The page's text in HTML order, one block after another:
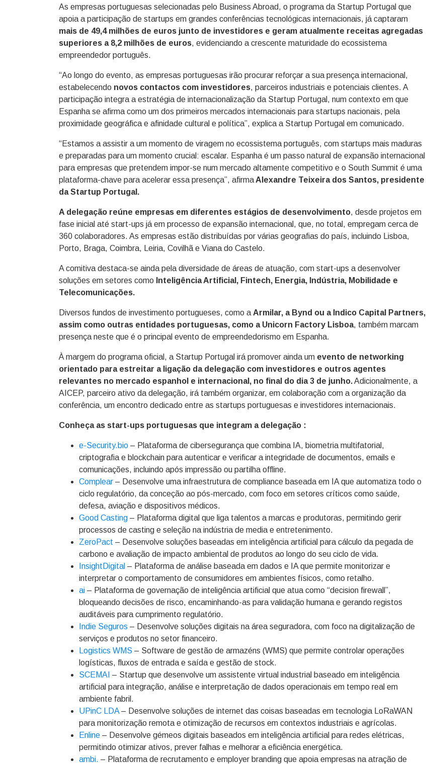
As empresas portuguesas selecionadas pelo Business Abroad, o programa da Startup Portugal que
apoia a participação de startups em grandes conferências tecnológicas internacionais, já captaram
mais de 49,4 milhões de euros junto de investidores e geram atualmente receitas agregadas
superiores a 8,2 milhões de euros, evidenciando a crescente maturidade do ecossistema
empreendedor português.
“Ao longo do evento, as empresas portuguesas irão procurar reforçar a sua presença internacional,
estabelecendo novos contactos com investidores, parceiros industriais e potenciais clientes. A
participação integra a estratégia de internacionalização da Startup Portugal, num contexto em que
Espanha se afirma como um dos primeiros mercados internacionais para startups nacionais, pela
proximidade geográfica e afinidade cultural e política”, explica a Startup Portugal em comunicado.
“Estamos a assistir a um momento de viragem no ecossistema português, com startups mais maduras
e preparadas para um momento crucial: escalar. Espanha é um passo natural de expansão internacional
para empresas que pretendem impor-se num mercado altamente competitivo e o South Summit é uma
plataforma-chave para acelerar essa presença”, afirma Alexandre Teixeira dos Santos, presidente
da Startup Portugal.
A delegação reúne empresas em diferentes estágios de desenvolvimento, desde projetos em
fase inicial até start-ups já em processo de expansão internacional, que, no total, empregam cerca de
360 colaboradores. As empresas estão distribuídas por várias geografias do país, incluindo Lisboa,
Porto, Braga, Coimbra, Leiria, Covilhã e Viana do Castelo.
A comitiva destaca-se ainda pela diversidade de áreas de atuação, com start-ups a desenvolver
soluções em setores como Inteligência Artificial, Fintech, Energia, Indústria, Mobilidade e
Telecomunicações.
Diversos fundos de investimento portugueses, como a Armilar, a Bynd ou a Indico Capital Partners,
assim como outras entidades portuguesas, como a Unicorn Factory Lisboa, também marcam
presença neste que é o principal evento de empreendedorismo em Espanha.
À margem do programa oficial, a Startup Portugal irá promover ainda um evento de networking
orientado para estreitar a ligação da delegação com investidores e outros agentes
relevantes no mercado espanhol e internacional, no final do dia 3 de junho.Adicionalmente, a
AICEP, parceiro ativo da delegação, irá também organizar, em colaboração com a organização da
conferência, um encontro dedicado entre as startups portuguesas e investidores internacionais.
Conheça as start-ups portuguesas que integram a delegação :
e-Security.bio – Plataforma de cibersegurança que combina IA, biometria multifatorial,
criptografia e blockchain para autenticar e verificar a integridade de documentos, emails e
comunicações, incluindo após impressão ou partilha offline.
Complear – Desenvolve uma infraestrutura de compliance baseada em IA que automatiza todo o
ciclo regulatório, da conceção ao pós-mercado, com foco em setores críticos como saúde,
defesa, aviação e dispositivos médicos.
Good Casting – Plataforma digital que liga talentos a marcas e produtoras, permitindo gerir
processos de casting e seleção na indústria de media e entretenimento.
ZeroPact – Desenvolve soluções baseadas em inteligência artificial para cálculo da pegada de
carbono e avaliação de impacto ambiental de produtos ao longo do seu ciclo de vida.
InsightDigital – Plataforma de análise baseada em dados e IA que permite monitorizar e
interpretar o comportamento de consumidores em ambientes físicos, como retalho.
ai – Plataforma de governação de inteligência artificial que atua como “decision firewall”,
bloqueando decisões de risco, encaminhando-as para validação humana e gerando registos
auditáveis para cumprimento regulatório.
Indie Seguros – Desenvolve soluções digitais na área seguradora, com foco na digitalização de
serviços e produtos no setor financeiro.
Logistics WMS – Software de gestão de armazéns (WMS) que permite controlar operações
logísticas, fluxos de entrada e saída e gestão de stock.
SCEMAI – Startup que desenvolve um assistente virtual industrial baseado em inteligência
artificial para integração, análise e interpretação de dados operacionais em tempo real em
ambiente fabril.
UPinC LDA– Desenvolve soluções de internet das coisas baseadas em tecnologia LoRaWAN
para monitorização remota e otimização de recursos em contextos industriais e agrícolas.
Enline – Desenvolve gémeos digitais baseados em inteligência artificial para redes elétricas,
permitindo otimizar ativos, prever falhas e melhorar a eficiência energética.
ambi. – Plataforma de recrutamento e employer branding que apoia empresas na atração de